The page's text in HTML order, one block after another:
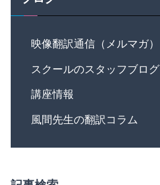
映像翻訳通信（メルマガ）
スクールのスタッフブログ
講座情報
風間先生の翻訳コラム